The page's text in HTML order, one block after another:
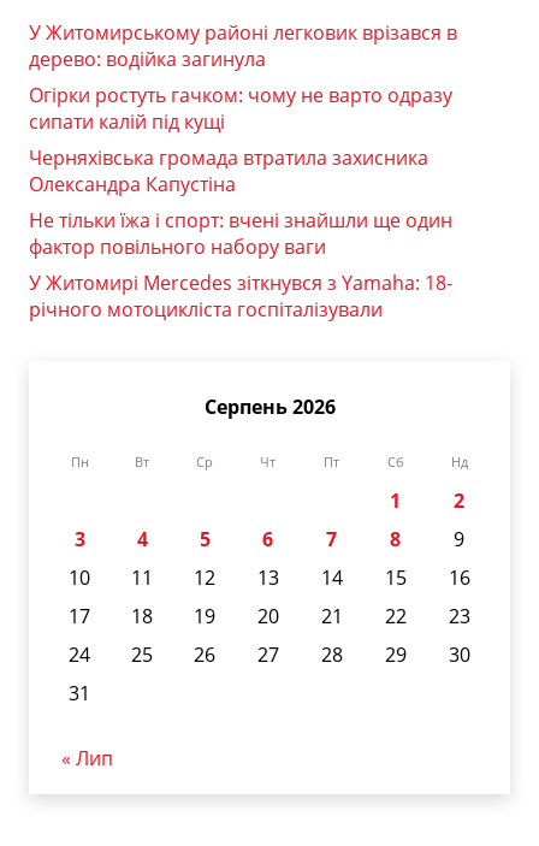
У Житомирському районі легковик врізався в
дерево: водійка загинула
Огірки ростуть гачком: чому не варто одразу
сипати калій під кущі
Черняхівська громада втратила захисника
Олександра Капустіна
Не тільки їжа і спорт: вчені знайшли ще один
фактор повільного набору ваги
У Житомирі Mercedes зіткнувся з Yamaha: 18-
річного мотоцикліста госпіталізували
Серпень 2026
Пн Вт Ср Чт Пт Сб Нд
1
2
3
4 5 6 7 8
9
10
11 12 13 14 15
16
17
18 19 20 21 22
23
24
25 26 27 28 29
30
31
« Лип